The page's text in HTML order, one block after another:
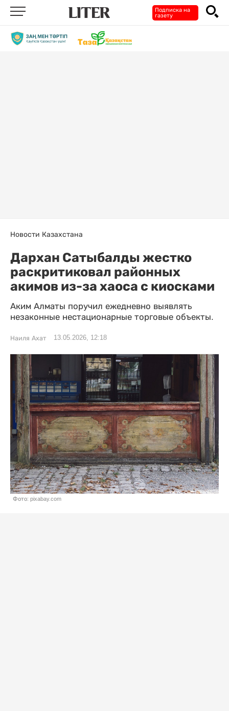
Подписка на
газету
Новости Казахстана
Дархан Сатыбалды жестко
раскритиковал районных
акимов из-за хаоса с киосками
Аким Алматы поручил ежедневно выявлять
незаконные нестационарные торговые объекты.
Наиля Ахат 13.05.2026, 12:18
Фото: pixabay.com